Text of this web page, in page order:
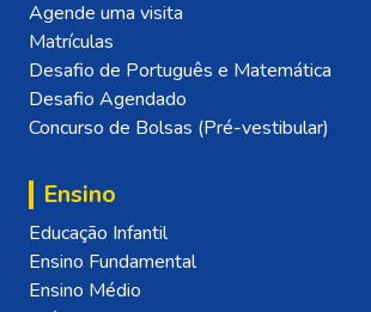
Agende uma visita
Matrículas
Desafio de Português e Matemática
Desafio Agendado
Concurso de Bolsas (Pré-vestibular)
Ensino
Educação Infantil
Ensino Fundamental
Ensino Médio